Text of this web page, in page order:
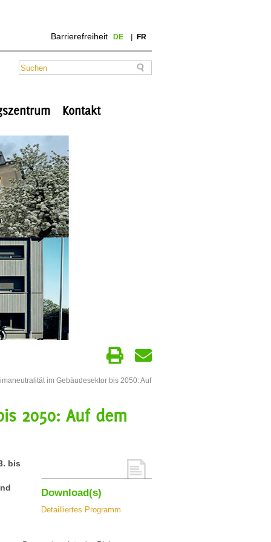
Barrierefreiheit DE FR
Kontakt
im Gebäudesektor bis 2050: Auf
2050: Auf dem
Download(s)
Detailliertes Programm
bis